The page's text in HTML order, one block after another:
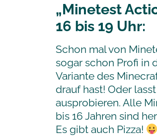
„Minetest
16 bis 19 Uhr:
Schon mal von
sogar schon Profi in
Variante des
drauf hast! Oder
ausprobieren. Alle
bis 16 Jahren sind
Es gibt auch Pizza!